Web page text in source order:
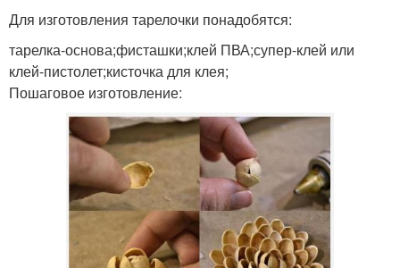
Для изготовления тарелочки понадобятся:
тарелка-основа;фисташки;клей ПВА;супер-клей или
клей-пистолет;кисточка для клея;
Пошаговое изготовление: